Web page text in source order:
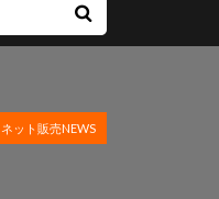
ネット販売NEWS